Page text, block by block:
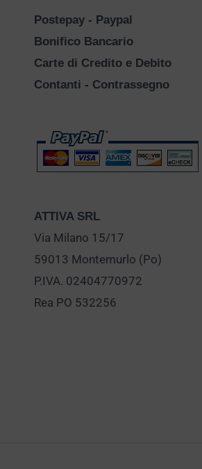
Postepay - Paypal
Bonifico Bancario
Carte di Credito e Debito
Contanti - Contrassegno
ATTIVA SRL
Via Milano 15/17
59013 Montemurlo (Po)
P.IVA. 02404770972
Rea PO 532256